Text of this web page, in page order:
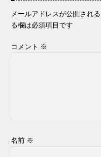
メールアドレスが公開され
る欄は必須項目です
コメント ※
名前 ※